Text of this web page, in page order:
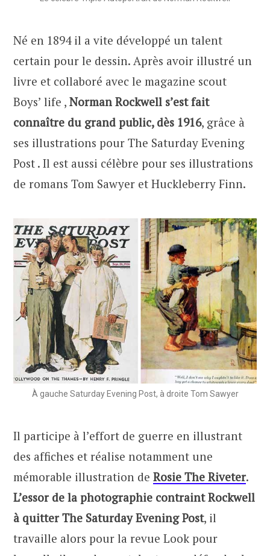
Né en 1894 il a vite développé un talent
certain pour le dessin. Après avoir illustré un
livre et collaboré avec le magazine scout
Boys’ life , Norman Rockwell s’est fait
connaître du grand public, dès 1916, grâce à
ses illustrations pour The Saturday Evening
Post . Il est aussi célèbre pour ses illustrations
de romans Tom Sawyer et Huckleberry Finn.
À gauche Saturday Evening Post, à droite Tom Sawyer
Il participe à l’effort de guerre en illustrant
des affiches et réalise notamment une
mémorable illustration de Rosie The Riveter.
L’essor de la photographie contraint Rockwell
à quitter The Saturday Evening Post, il
travaille alors pour la revue Look pour